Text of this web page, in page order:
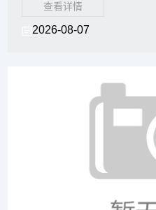
查看详情
2026-08-07